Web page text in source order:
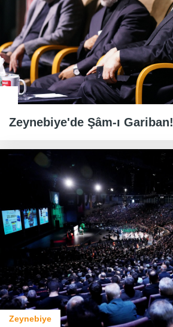
Zeynebiye'de Şâm-ı Gariban!
Zeynebiye